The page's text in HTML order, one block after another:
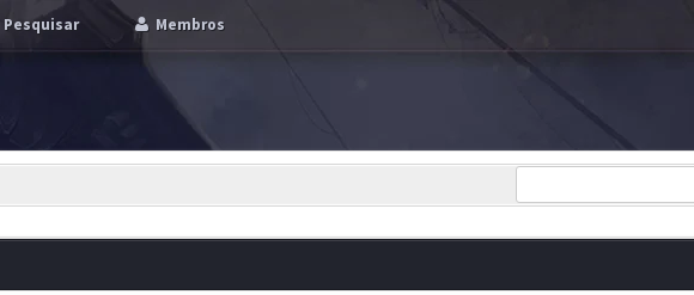
Pesquisar Membros